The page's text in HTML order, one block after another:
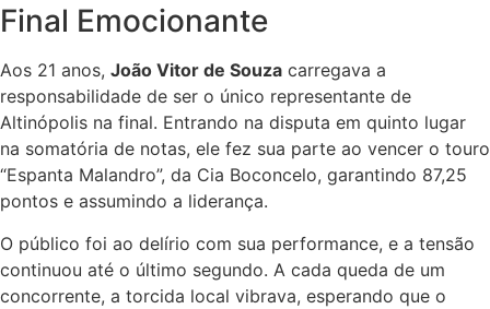
Final Emocionante
Aos 21 anos, João Vitor de Souza carregava a
responsabilidade de ser o único representante de
Altinópolis na final. Entrando na disputa em quinto lugar
na somatória de notas, ele fez sua parte ao vencer o touro
“Espanta Malandro”, da Cia Boconcelo, garantindo 87,25
pontos e assumindo a liderança.
O público foi ao delírio com sua performance, e a tensão
continuou até o último segundo. A cada queda de um
concorrente, a torcida local vibrava, esperando que o